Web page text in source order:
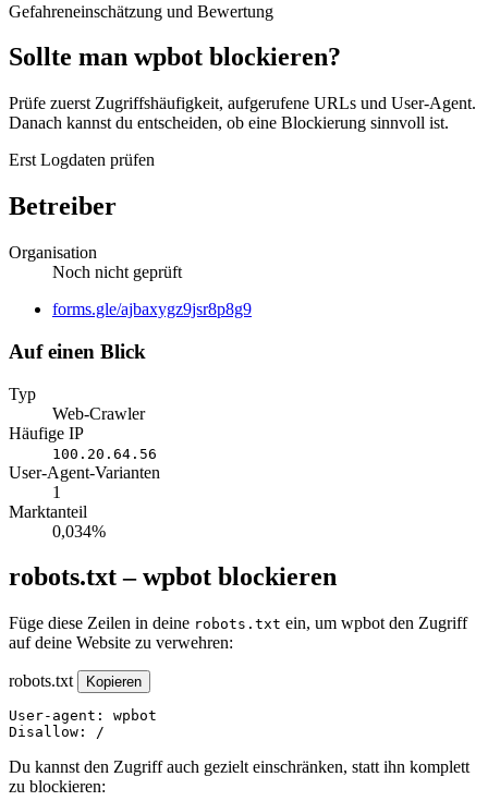
Gefahreneinschätzung und Bewertung
Sollte man wpbot blockieren?
Prüfe zuerst Zugriffshäufigkeit, aufgerufene URLs und User-Agent.
Danach kannst du entscheiden, ob eine Blockierung sinnvoll ist.
Erst Logdaten prüfen
Betreiber
Organisation
Noch nicht geprüft
Website
forms.gle/ajbaxygz9jsr8p8g9
Auf einen Blick
Typ
Web-Crawler
Häufige IP
100.20.64.56
User-Agent-Varianten
1
Marktanteil
0,034%
robots.txt – wpbot blockieren
Füge diese Zeilen in deine robots.txt ein, um wpbot den Zugriff
auf deine Website zu verwehren:
robots.txt Kopieren
User-agent: wpbot
Disallow: /
Du kannst den Zugriff auch gezielt einschränken, statt ihn komplett
zu blockieren: